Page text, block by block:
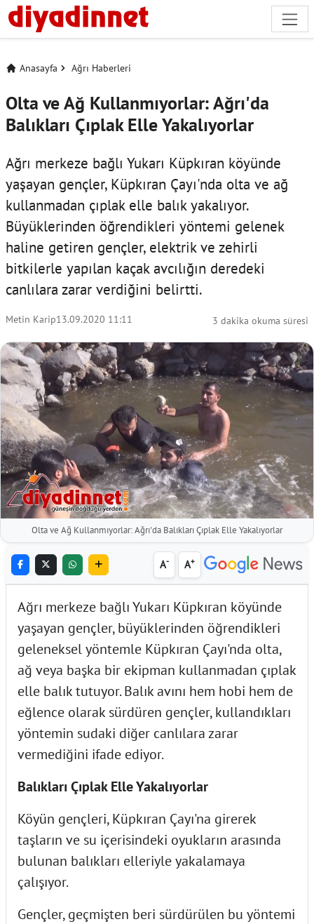
Anasayfa Ağrı Haberleri
Olta ve Ağ Kullanmıyorlar: Ağrı'da
Balıkları Çıplak Elle Yakalıyorlar
Ağrı merkeze bağlı Yukarı Küpkıran köyünde
yaşayan gençler, Küpkıran Çayı'nda olta ve ağ
kullanmadan çıplak elle balık yakalıyor.
Büyüklerinden öğrendikleri yöntemi gelenek
haline getiren gençler, elektrik ve zehirli
bitkilerle yapılan kaçak avcılığın deredeki
canlılara zarar verdiğini belirtti.
Metin Karip13.09.2020 11:11 3 dakika okuma süresi
Olta ve Ağ Kullanmıyorlar: Ağrı'da Balıkları Çıplak Elle Yakalıyorlar
A- A+
Ağrı merkeze bağlı Yukarı Küpkıran köyünde
yaşayan gençler, büyüklerinden öğrendikleri
geleneksel yöntemle Küpkıran Çayı'nda olta,
ağ veya başka bir ekipman kullanmadan çıplak
elle balık tutuyor. Balık avını hem hobi hem de
eğlence olarak sürdüren gençler, kullandıkları
yöntemin sudaki diğer canlılara zarar
vermediğini ifade ediyor.
Balıkları Çıplak Elle Yakalıyorlar
Köyün gençleri, Küpkıran Çayı'na girerek
taşların ve su içerisindeki oyukların arasında
bulunan balıkları elleriyle yakalamaya
çalışıyor.
Gençler, geçmişten beri sürdürülen bu yöntemi